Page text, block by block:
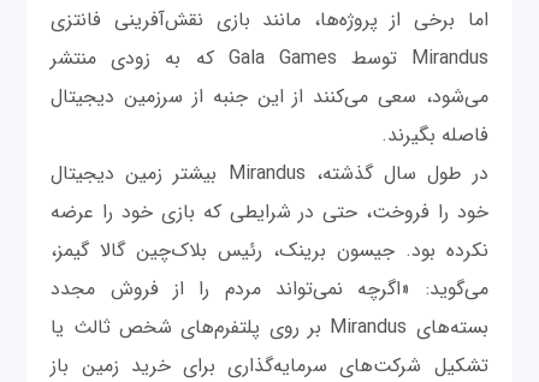
اما برخی از پروژه‌ها، مانند بازی نقش‌آفرینی فانتزی
Mirandus توسط Gala Games که به زودی منتشر
می‌شود، سعی می‌کنند از این جنبه از سرزمین دیجیتال
فاصله بگیرند.
در طول سال گذشته، Mirandus بیشتر زمین دیجیتال
خود را فروخت، حتی در شرایطی که بازی خود را عرضه
نکرده بود. جیسون برینک، رئیس بلاک‌چین گالا گیمز،
می‌گوید: «اگرچه نمی‌تواند مردم را از فروش مجدد
بسته‌های Mirandus بر روی پلتفرم‌های شخص ثالث یا
تشکیل شرکت‌های سرمایه‌گذاری برای خرید زمین باز